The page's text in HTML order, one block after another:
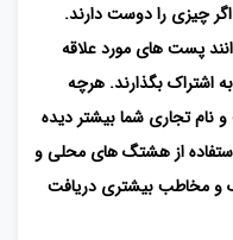
چیزی را دوست دارند.
پست های مورد علاقه
اشتراک بگذارند. هرچه
نام تجاری شما بیشتر دیده
از هشتگ های محلی و
و مخاطب بیشتری دریافت